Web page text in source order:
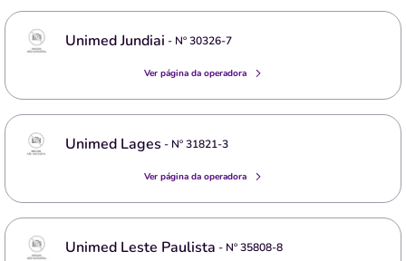
Unimed Jundiai - Nº30326-7
Ver página da operadora
Unimed Lages - Nº31821-3
Ver página da operadora
Unimed Leste Paulista - Nº35808-8